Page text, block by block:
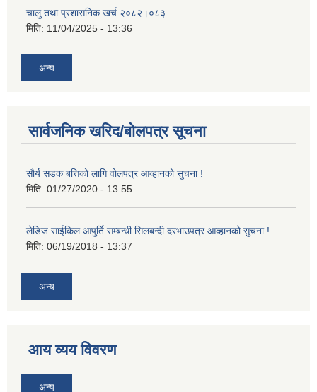
चालु तथा प्रशासनिक खर्च २०८२।०८३
मिति: 11/04/2025 - 13:36
अन्य
सार्वजनिक खरिद/बोलपत्र सूचना
सौर्य सडक बत्तिको लागि वोलपत्र आव्हानको सुचना !
मिति: 01/27/2020 - 13:55
लेडिज साईकिल आपुर्ति सम्बन्धी सिलबन्दी दरभाउपत्र आव्हानको सुचना !
मिति: 06/19/2018 - 13:37
अन्य
आय व्यय विवरण
अन्य